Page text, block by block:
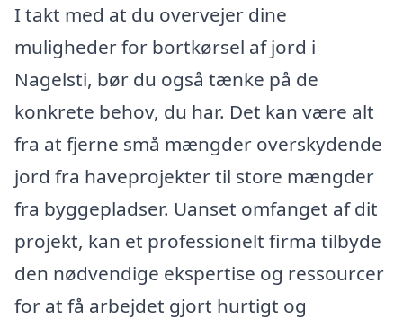
I takt med at du overvejer dine
muligheder for bortkørsel af jord i
Nagelsti, bør du også tænke på de
konkrete behov, du har. Det kan være alt
fra at fjerne små mængder overskydende
jord fra haveprojekter til store mængder
fra byggepladser. Uanset omfanget af dit
projekt, kan et professionelt firma tilbyde
den nødvendige ekspertise og ressourcer
for at få arbejdet gjort hurtigt og